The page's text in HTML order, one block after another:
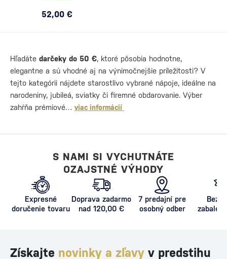
52,00 €
Hľadáte darčeky do 50 €, ktoré pôsobia hodnotne,
elegantne a sú vhodné aj na výnimočnejšie príležitosti? V
tejto kategórii nájdete starostlivo vybrané nápoje, ideálne na
narodeniny, jubileá, sviatky či firemné obdarovanie. Výber
zahŕňa prémiové… viac informácií
S NAMI SI VYCHUTNÁTE
OZAJSTNÉ VÝHODY
Expresné
doručenie tovaru
Doprava zadarmo
nad 120,00 €
7 predajní pre
osobný odber
Získajte novinky a zľavy v predstihu